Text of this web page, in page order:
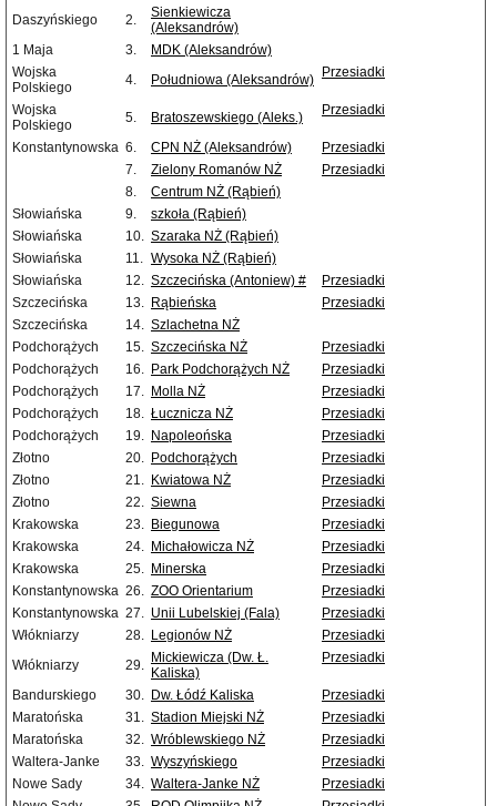
Daszyńskiego 2.
Sienkiewicza
(Aleksandrów)
1 Maja
3.
MDK (Aleksandrów)
Wojska
Polskiego
4. Południowa (Aleksandrów) Przesiadki
Wojska
Polskiego
5. Bratoszewskiego (Aleks.) Przesiadki
Konstantynowska 6. CPN NŻ (Aleksandrów)
Przesiadki
7.
Zielony Romanów NŻ
Przesiadki
8.
Centrum NŻ (Rąbień)
Słowiańska
9.
szkoła (Rąbień)
Słowiańska
10. Szaraka NŻ (Rąbień)
Słowiańska
11. Wysoka NŻ (Rąbień)
Słowiańska
12. Szczecińska (Antoniew) #
Przesiadki
Szczecińska
13. Rąbieńska
Przesiadki
Szczecińska
14. Szlachetna NŻ
Podchorążych
15. Szczecińska NŻ
Przesiadki
Podchorążych
16. Park Podchorążych NŻ
Przesiadki
Podchorążych
17. Molla NŻ
Przesiadki
Podchorążych
18. Łucznicza NŻ
Przesiadki
Podchorążych
19. Napoleońska
Przesiadki
Złotno
20. Podchorążych
Przesiadki
Złotno
21. Kwiatowa NŻ
Przesiadki
Złotno
22. Siewna
Przesiadki
Krakowska
23. Biegunowa
Przesiadki
Krakowska
24. Michałowicza NŻ
Przesiadki
Krakowska
25. Minerska
Przesiadki
Konstantynowska 26. ZOO Orientarium
Przesiadki
Konstantynowska 27. Unii Lubelskiej (Fala)
Przesiadki
Włókniarzy
28. Legionów NŻ
Przesiadki
Włókniarzy
29. Mickiewicza (Dw. Ł.
Kaliska)
Przesiadki
Bandurskiego 30. Dw. Łódź Kaliska
Przesiadki
Maratońska
31. Stadion Miejski NŻ
Przesiadki
Maratońska
32. Wróblewskiego NŻ
Przesiadki
Waltera-Janke
33. Wyszyńskiego
Przesiadki
Nowe Sady
34. Waltera-Janke NŻ
Przesiadki